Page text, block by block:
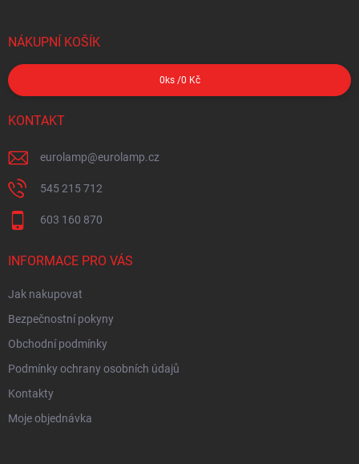
NÁKUPNÍ KOŠÍK
0 ks /0 Kč
KONTAKT
eurolamp@eurolamp.cz
545 215 712
603 160 870
INFORMACE PRO VÁS
Jak nakupovat
Bezpečnostní pokyny
Obchodní podmínky
Podmínky ochrany osobních údajů
Kontakty
Moje objednávka